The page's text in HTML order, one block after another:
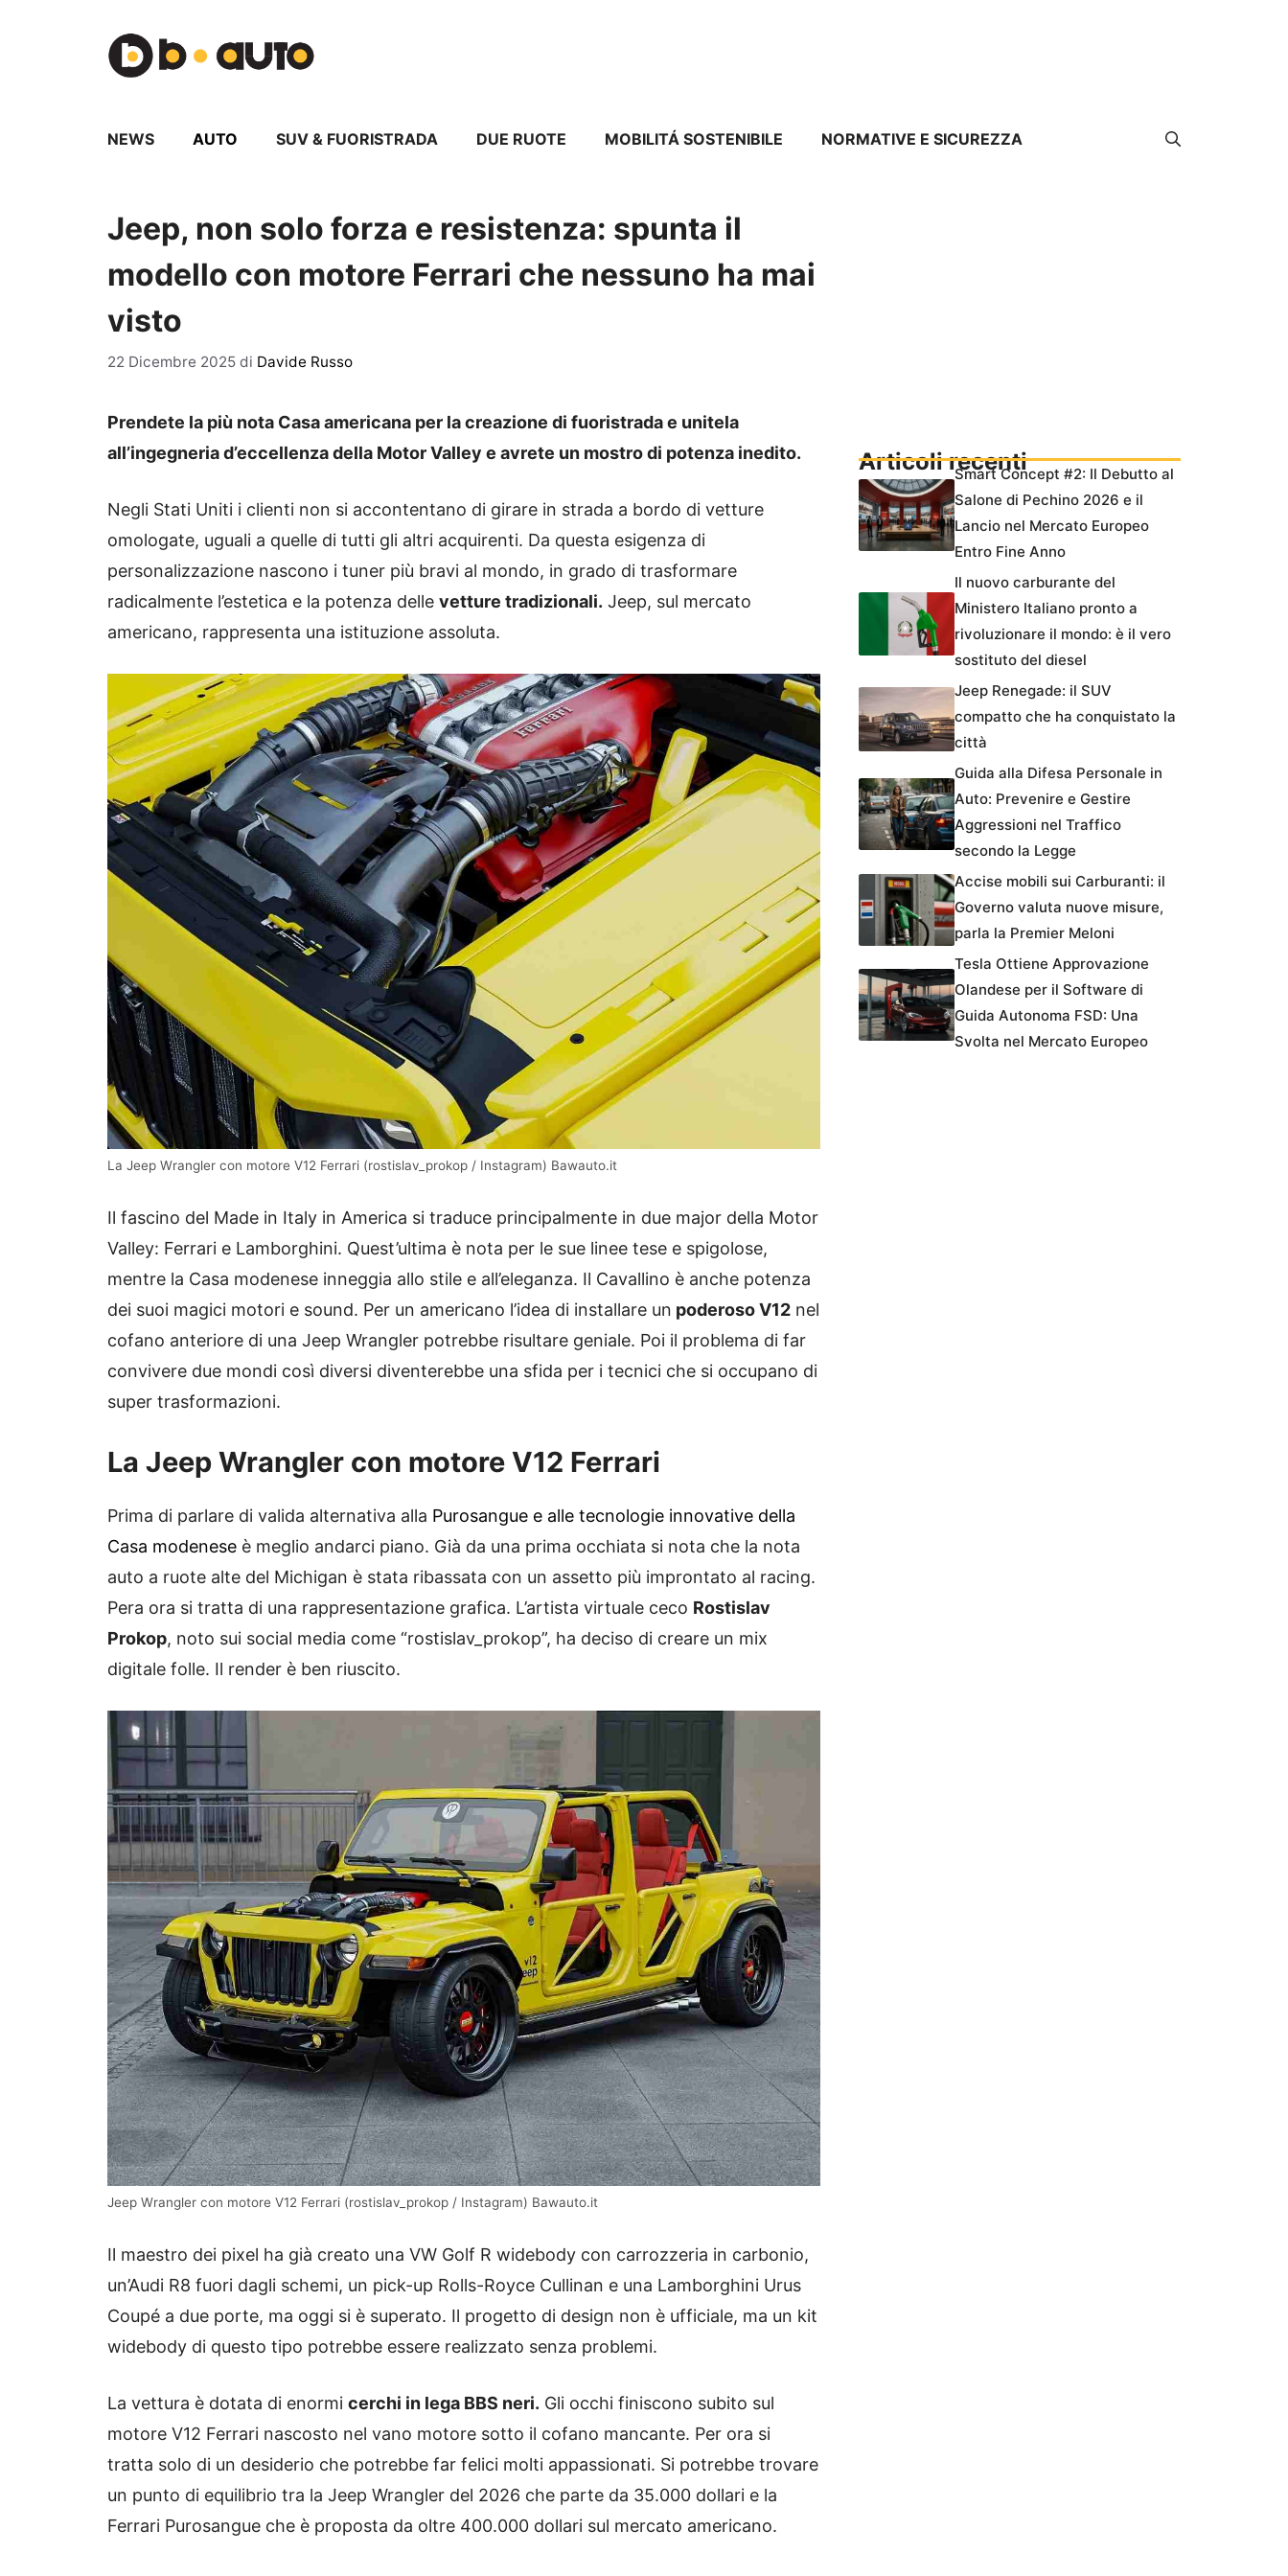
NEWS AUTO SUV & FUORISTRADA DUE RUOTE MOBILITÁ SOSTENIBILE NORMATIVE E SICUREZZA
Jeep, non solo forza e resistenza: spunta il
modello con motore Ferrari che nessuno ha mai
visto
22 Dicembre 2025 di Davide Russo
Prendete la più nota Casa americana per la creazione di fuoristrada e unitela
all’ingegneria d’eccellenza della Motor Valley e avrete un mostro di potenza inedito.
Negli Stati Uniti i clienti non si accontentano di girare in strada a bordo di vetture
omologate, uguali a quelle di tutti gli altri acquirenti. Da questa esigenza di
personalizzazione nascono i tuner più bravi al mondo, in grado di trasformare
radicalmente l’estetica e la potenza delle vetture tradizionali. Jeep, sul mercato
americano, rappresenta una istituzione assoluta.
La Jeep Wrangler con motore V12 Ferrari (rostislav_prokop / Instagram) Bawauto.it
Il fascino del Made in Italy in America si traduce principalmente in due major della Motor
Valley: Ferrari e Lamborghini. Quest’ultima è nota per le sue linee tese e spigolose,
mentre la Casa modenese inneggia allo stile e all’eleganza. Il Cavallino è anche potenza
dei suoi magici motori e sound. Per un americano l’idea di installare un poderoso V12 nel
cofano anteriore di una Jeep Wrangler potrebbe risultare geniale. Poi il problema di far
convivere due mondi così diversi diventerebbe una sfida per i tecnici che si occupano di
super trasformazioni.
La Jeep Wrangler con motore V12 Ferrari
Prima di parlare di valida alternativa alla Purosangue e alle tecnologie innovative della
Casa modenese è meglio andarci piano. Già da una prima occhiata si nota che la nota
auto a ruote alte del Michigan è stata ribassata con un assetto più improntato al racing.
Pera ora si tratta di una rappresentazione grafica. L’artista virtuale ceco Rostislav
Prokop, noto sui social media come “rostislav_prokop”, ha deciso di creare un mix
digitale folle. Il render è ben riuscito.
Jeep Wrangler con motore V12 Ferrari (rostislav_prokop / Instagram) Bawauto.it
Il maestro dei pixel ha già creato una VW Golf R widebody con carrozzeria in carbonio,
un’Audi R8 fuori dagli schemi, un pick-up Rolls-Royce Cullinan e una Lamborghini Urus
Coupé a due porte, ma oggi si è superato. Il progetto di design non è ufficiale, ma un kit
widebody di questo tipo potrebbe essere realizzato senza problemi.
La vettura è dotata di enormi cerchi in lega BBS neri. Gli occhi finiscono subito sul
motore V12 Ferrari nascosto nel vano motore sotto il cofano mancante. Per ora si
tratta solo di un desiderio che potrebbe far felici molti appassionati. Si potrebbe trovare
un punto di equilibrio tra la Jeep Wrangler del 2026 che parte da 35.000 dollari e la
Ferrari Purosangue che è proposta da oltre 400.000 dollari sul mercato americano.
Articoli recentiSmart Concept #2: Il Debutto al
Salone di Pechino 2026 e il
Lancio nel Mercato Europeo
Entro Fine Anno
Il nuovo carburante del
Ministero Italiano pronto a
rivoluzionare il mondo: è il vero
sostituto del diesel
Jeep Renegade: il SUV
compatto che ha conquistato la
città
Guida alla Difesa Personale in
Auto: Prevenire e Gestire
Aggressioni nel Traffico
secondo la Legge
Accise mobili sui Carburanti: il
Governo valuta nuove misure,
parla la Premier Meloni
Tesla Ottiene Approvazione
Olandese per il Software di
Guida Autonoma FSD: Una
Svolta nel Mercato Europeo